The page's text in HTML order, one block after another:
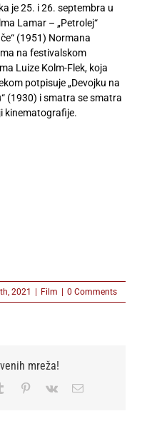
je 25. i 26. septembra u
Lamar – „Petrolej“
(1951) Normana
na festivalskom
Luize Kolm-Flek, koja
potpisuje „Devojku na
(1930) i smatra se smatra
kinematografije.
2021 Film 0 Comments
mreža!
Tumblr Pinterest
Vk Email